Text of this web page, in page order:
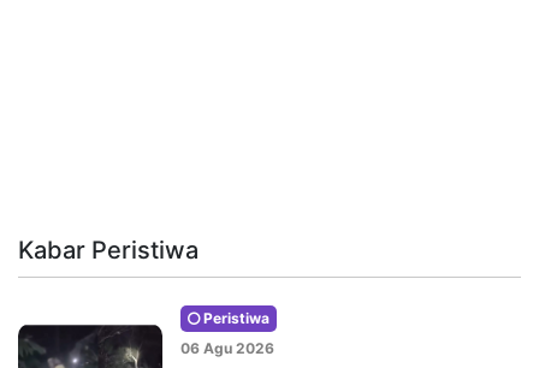
Kabar Peristiwa
Peristiwa
06 Agu 2026